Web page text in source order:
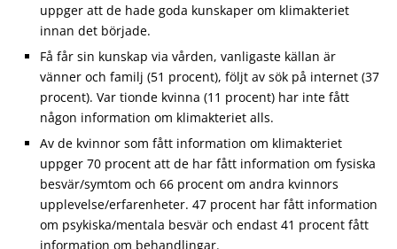
uppger att de hade goda kunskaper om klimakteriet
innan det började.
Få får sin kunskap via vården, vanligaste källan är
vänner och familj (51 procent), följt av sök på internet (37
procent). Var tionde kvinna (11 procent) har inte fått
någon information om klimakteriet alls.
Av de kvinnor som fått information om klimakteriet
uppger 70 procent att de har fått information om fysiska
besvär/symtom och 66 procent om andra kvinnors
upplevelse/erfarenheter. 47 procent har fått information
om psykiska/mentala besvär och endast 41 procent fått
information om behandlingar.